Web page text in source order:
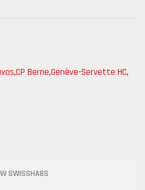
,CP Berne,Genève-Servette HC,
SWISSHABS